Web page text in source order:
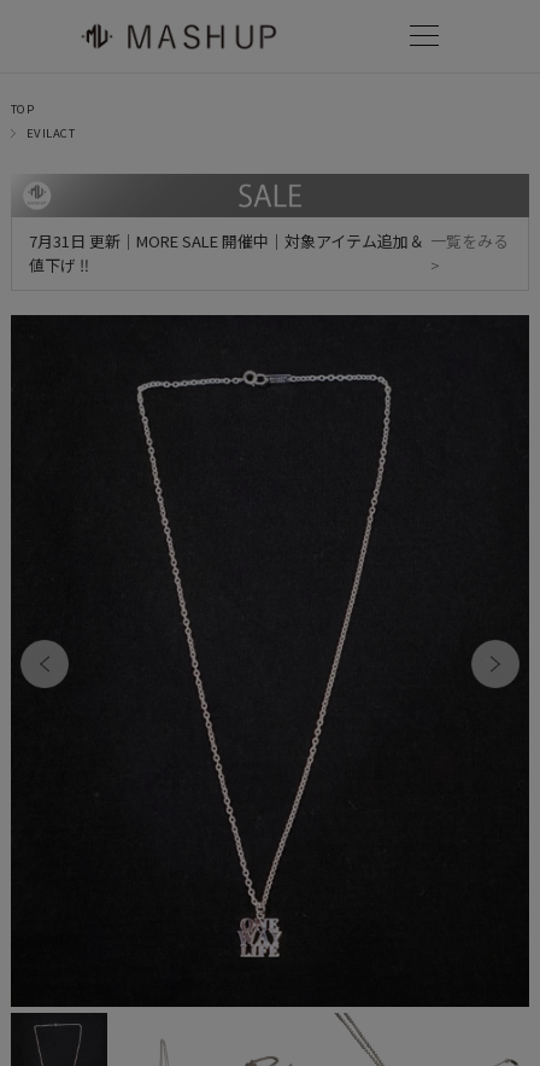
TOP
EVILACT
7月31日 更新｜MORE SALE 開催中｜対象アイテム追加＆
値下げ ‼
一覧をみる
>